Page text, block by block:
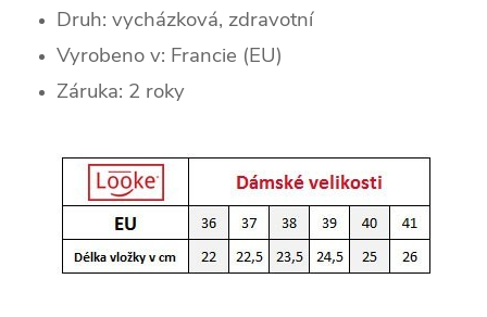
Druh: vycházková, zdravotní
Vyrobeno v: Francie (EU)
Záruka: 2 roky